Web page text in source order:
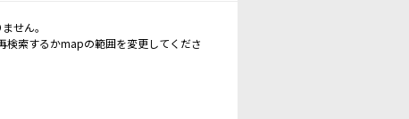
せん。
検索するかmapの範囲を変更してくださ